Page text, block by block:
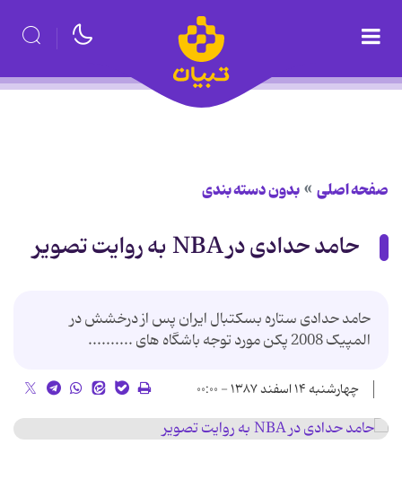
صفحه اصلی بدون دسته بندی
حامد حدادی در NBA به روایت تصویر
حامد حدادی ستاره بسکتبال ایران پس از درخشش در
المپیک 2008 پکن مورد توجه باشگاه های ..........
چهارشنبه ۱۴ اسفند ۱۳۸۷ - ۰۰:۰۰